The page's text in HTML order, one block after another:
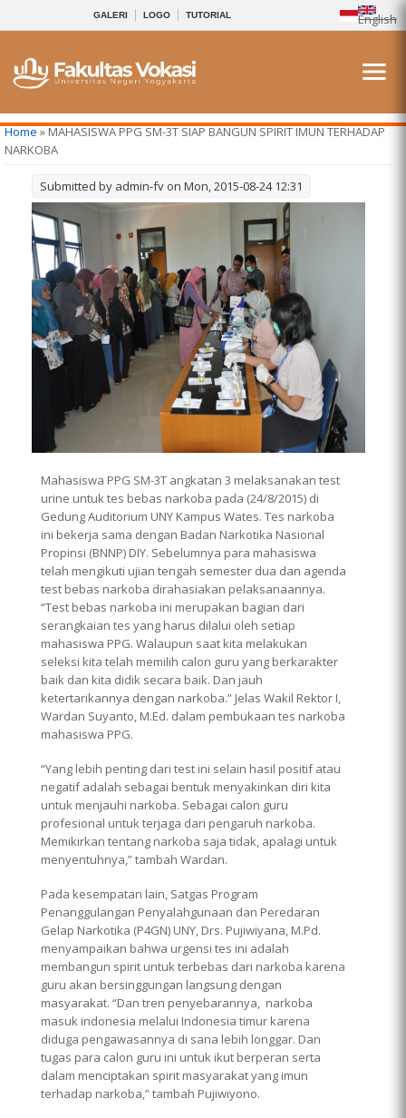
English
GALERI LOGO TUTORIAL
You are here
Home» MAHASISWA PPG SM-3T SIAP BANGUN SPIRIT IMUN TERHADAP
NARKOBA
Submitted by admin-fv on Mon, 2015-08-24 12:31
Mahasiswa PPG SM-3T angkatan 3 melaksanakan test
urine untuk tes bebas narkoba pada (24/8/2015) di
Gedung Auditorium UNY Kampus Wates. Tes narkoba
ini bekerja sama dengan Badan Narkotika Nasional
Propinsi (BNNP) DIY. Sebelumnya para mahasiswa
telah mengikuti ujian tengah semester dua dan agenda
test bebas narkoba dirahasiakan pelaksanaannya.
“Test bebas narkoba ini merupakan bagian dari
serangkaian tes yang harus dilalui oleh setiap
mahasiswa PPG. Walaupun saat kita melakukan
seleksi kita telah memilih calon guru yang berkarakter
baik dan kita didik secara baik. Dan jauh
ketertarikannya dengan narkoba.” Jelas Wakil Rektor I,
Wardan Suyanto, M.Ed. dalam pembukaan tes narkoba
mahasiswa PPG.
“Yang lebih penting dari test ini selain hasil positif atau
negatif adalah sebagai bentuk menyakinkan diri kita
untuk menjauhi narkoba. Sebagai calon guru
profesional untuk terjaga dari pengaruh narkoba.
Memikirkan tentang narkoba saja tidak, apalagi untuk
menyentuhnya,” tambah Wardan.
Pada kesempatan lain, Satgas Program
Penanggulangan Penyalahgunaan dan Peredaran
Gelap Narkotika (P4GN) UNY, Drs. Pujiwiyana, M.Pd.
menyampaikan bahwa urgensi tes ini adalah
membangun spirit untuk terbebas dari narkoba karena
guru akan bersinggungan langsung dengan
masyarakat. “Dan tren penyebarannya, narkoba
masuk indonesia melalui Indonesia timur karena
diduga pengawasannya di sana lebih longgar. Dan
tugas para calon guru ini untuk ikut berperan serta
dalam menciptakan spirit masyarakat yang imun
terhadap narkoba,” tambah Pujiwiyono.